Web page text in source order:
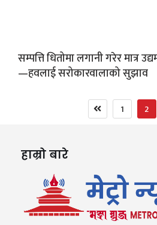
सम्पत्ति धितोमा लगानी गरेर मात्र
—हवलाई सरोकारवालाको सुझाव
1 2
हाम्रो बारे